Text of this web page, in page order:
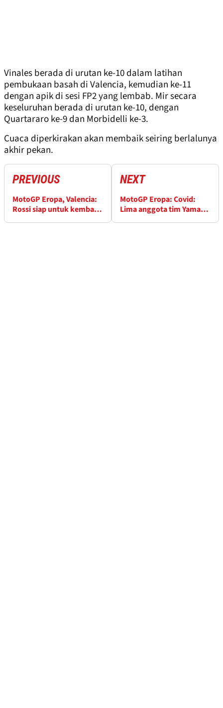
Vinales berada di urutan ke-10 dalam latihan
pembukaan basah di Valencia, kemudian ke-11
dengan apik di sesi FP2 yang lembab. Mir secara
keseluruhan berada di urutan ke-10, dengan
Quartararo ke-9 dan Morbidelli ke-3.
Cuaca diperkirakan akan membaik seiring berlalunya
akhir pekan.
PREVIOUS
MotoGP Eropa, Valencia:
Rossi siap untuk kembali
NEXT
MotoGP Eropa: Covid:
Lima anggota tim Yamaha